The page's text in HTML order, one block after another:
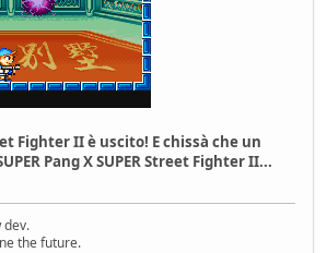
Fighter II è uscito! E chissà che un
Pang X SUPER Street Fighter II...
dev.
the future.